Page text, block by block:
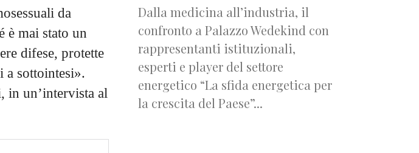
da
è mai stato un
difese, protette
a sottointesi».
in un’intervista al
Dalla medicina all’industria, il
confronto a Palazzo Wedekind con
rappresentanti istituzionali,
esperti e player del settore
energetico “La sfida energetica per
la crescita del Paese”...